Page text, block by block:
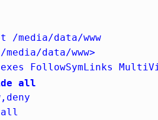
/media/data/www
data/www>
FollowSymLinks
all
all